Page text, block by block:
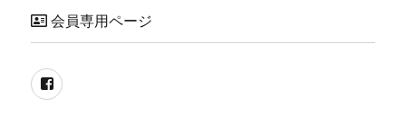
会員専用ページ
Facebook